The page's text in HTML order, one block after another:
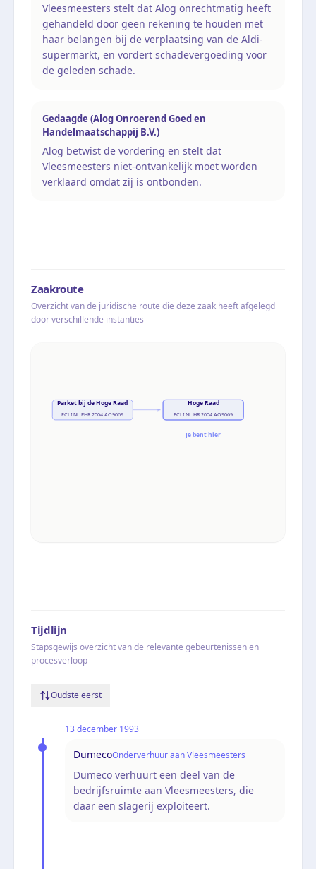
Vleesmeesters stelt dat Alog onrechtmatig heeft
gehandeld door geen rekening te houden met
haar belangen bij de verplaatsing van de Aldi-
supermarkt, en vordert schadevergoeding voor
de geleden schade.
Gedaagde (Alog Onroerend Goed en
Handelmaatschappij B.V.)
Alog betwist de vordering en stelt dat
Vleesmeesters niet-ontvankelijk moet worden
verklaard omdat zij is ontbonden.
Zaakroute
Overzicht van de juridische route die deze zaak heeft afgelegd
door verschillende instanties
Parket bij de Hoge Raad
ECLI:NL:PHR:2004:AO9069
Hoge Raad
ECLI:NL:HR:2004:AO9069
Je bent hier
Tijdlijn
Stapsgewijs overzicht van de relevante gebeurtenissen en
procesverloop
Oudste eerst
13 december 1993
DumecoOnderverhuur aan Vleesmeesters
Dumeco verhuurt een deel van de
bedrijfsruimte aan Vleesmeesters, die
daar een slagerij exploiteert.